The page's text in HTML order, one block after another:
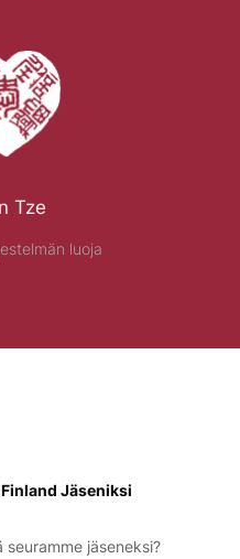
Tze
luoja
Finland Jäseniksi
seuramme jäseneksi?